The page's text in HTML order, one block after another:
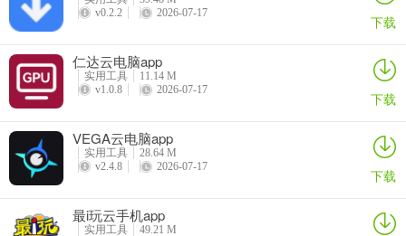
3、app还可以为自己的萌宠定制特效视频
v0.2.2
2026-07-17 下载
仁达云电脑app
实用工具
11.14 M
v1.0.8
2026-07-17 下载
VEGA云电脑app
实用工具
28.64 M
v2.4.8
2026-07-17 下载
最i玩云手机app
实用工具
49.21 M